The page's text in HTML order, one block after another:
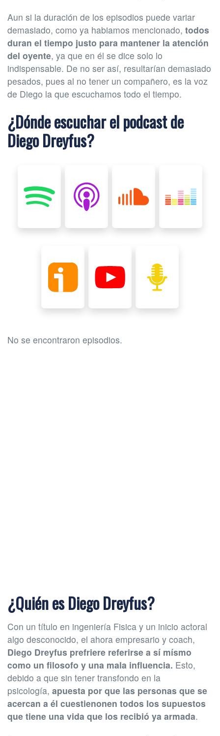
Aun si la duración de los episodios puede variar
demasiado, como ya habiamos mencionado, todos
duran el tiempo justo para mantener la atención
del oyente, ya que en él se dice solo lo
indispensable. De no ser así, resultarían demasiado
pesados, pues al no tener un compañero, es la voz
de Diego la que escuchamos todo el tiempo.
¿Dónde escuchar el podcast de
Diego Dreyfus?
No se encontraron episodios.
¿Quién es Diego Dreyfus?
Con un título en ingeniería Fisica y un inicio actoral
algo desconocido, el ahora empresario y coach,
Diego Dreyfus prefriere referirse a sí mísmo
como un filosofo y una mala influencia. Esto,
debido a que sin tener transfondo en la
psicología, apuesta por que las personas que se
acercan a él cuestienonen todos los supuestos
que tiene una vida que los recibió ya armada.